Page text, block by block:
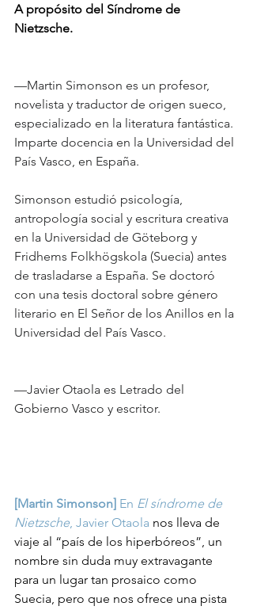
A propósito del Síndrome de
Nietzsche.
—Martin Simonson es un profesor,
novelista y traductor de origen sueco,
especializado en la literatura fantástica.
Imparte docencia en la Universidad del
País Vasco, en España.
Simonson estudió psicología,
antropología social y escritura creativa
en la Universidad de Göteborg y
Fridhems Folkhögskola (Suecia) antes
de trasladarse a España. Se doctoró
con una tesis doctoral sobre género
literario en El Señor de los Anillos en la
Universidad del País Vasco.
—Javier Otaola es Letrado del
Gobierno Vasco y escritor.
[Martin Simonson] En El síndrome de
Nietzsche , Javier Otaola nos lleva de
viaje al “país de los hiperbóreos”, un
nombre sin duda muy extravagante
para un lugar tan prosaico como
Suecia, pero que nos ofrece una pista